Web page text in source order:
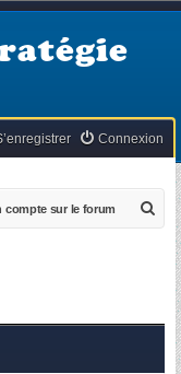
Connexion
compte sur le forum